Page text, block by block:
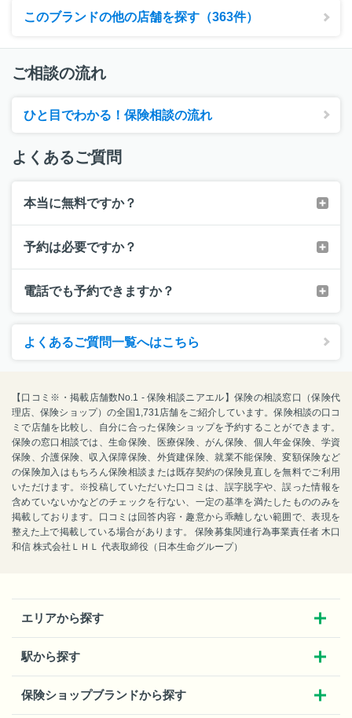
このブランドの他の店舗を探す（363件）
ご相談の流れ
ひと目でわかる！保険相談の流れ
よくあるご質問
本当に無料ですか？
予約は必要ですか？
電話でも予約できますか？
よくあるご質問一覧へはこちら
【口コミ※・掲載店舗数No.1 - 保険相談ニアエル】保険の相談窓口（保険代
理店、保険ショップ）の全国1,731店舗をご紹介しています。保険相談の口コ
ミで店舗を比較し、自分に合った保険ショップを予約することができます。
保険の窓口相談では、生命保険、医療保険、がん保険、個人年金保険、学資
保険、介護保険、収入保障保険、外貨建保険、就業不能保険、変額保険など
の保険加入はもちろん保険相談または既存契約の保険見直しを無料でご利用
いただけます。※投稿していただいた口コミは、誤字脱字や、誤った情報を
含めていないかなどのチェックを行ない、一定の基準を満たしたもののみを
掲載しております。口コミは回答内容・趣意から乖離しない範囲で、表現を
整えた上で掲載している場合があります。 保険募集関連行為事業責任者 木口
和信 株式会社ＬＨＬ 代表取締役（日本生命グループ）
エリアから探す
駅から探す
保険ショップブランドから探す